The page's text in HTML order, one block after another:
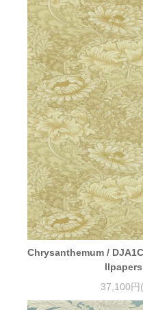
Chrysanthemum /
37,100円